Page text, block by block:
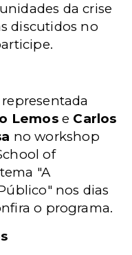
da crise
discutidos no
representada
Lemos e Carlos
no workshop
of
"A
nos dias
o programa.